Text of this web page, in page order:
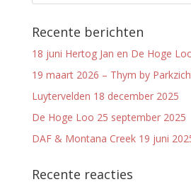
Recente berichten
18 juni Hertog Jan en De Hoge
19 maart 2026 – Thym by
Luytervelden 18 december 2025
De Hoge Loo 25 september 2025
DAF & Montana Creek 19 juni
Recente reacties